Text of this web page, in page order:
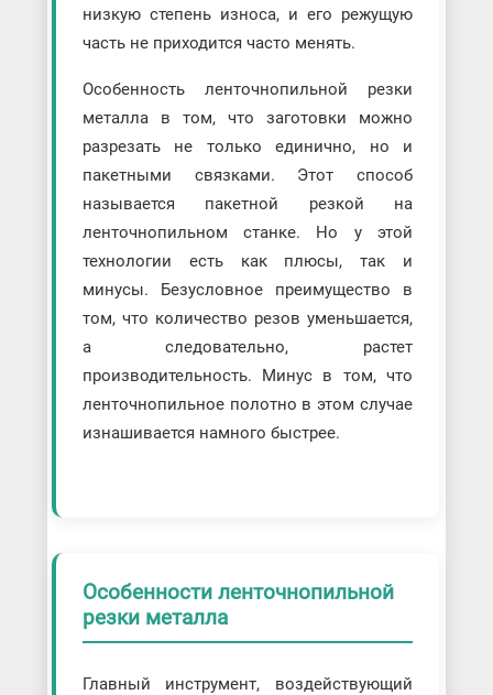
низкую степень износа, и его режущую
часть не приходится часто менять.
Особенность ленточнопильной резки
металла в том, что заготовки можно
разрезать не только единично, но и
пакетными связками. Этот способ
называется пакетной резкой на
ленточнопильном станке. Но у этой
технологии есть как плюсы, так и
минусы. Безусловное преимущество в
том, что количество резов уменьшается,
а следовательно, растет
производительность. Минус в том, что
ленточнопильное полотно в этом случае
изнашивается намного быстрее.
Особенности ленточнопильной
резки металла
Главный инструмент, воздействующий